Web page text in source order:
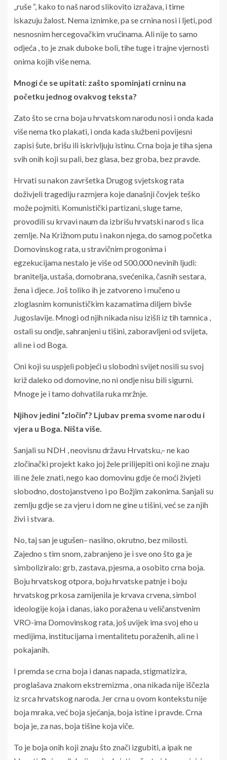
„ruše “, kako to naš narod slikovito izražava, i time
iskazuju žalost. Nema iznimke, pa se crnina nosi i ljeti, pod
nesnosnim hercegovačkim vrućinama. Ali nije to samo
odjeća , to je znak duboke boli, tihe tuge i trajne vjernosti
onima kojih više nema.
Mnogi će se upitati: zašto spominjati crninu na
početku jednog ovakvog teksta?
Zato što se crna boja u hrvatskom narodu nosi i onda kada
više nema tko plakati, i onda kada službeni povijesni
zapisi šute, brišu ili iskrivljuju istinu. Crna boja je tiha sjena
svih onih koji su pali, bez glasa, bez groba, bez pravde.
Hrvati su nakon završetka Drugog svjetskog rata
doživjeli tragediju razmjera koje današnji čovjek teško
može pojmiti. Komunistički partizani, sluge tame,
provodili su krvavi naum da izbrišu hrvatski narod s lica
zemlje. Na Križnom putu i nakon njega, do samog početka
Domovinskog rata, u stravičnim progonima i
egzekucijama nestalo je više od 500.000 nevinih ljudi:
branitelja, ustaša, domobrana, svećenika, časnih sestara,
žena i djece. Još toliko ih je zatvoreno i mučeno u
zloglasnim komunističkim kazamatima diljem bivše
Jugoslavije. Mnogi od njih nikada nisu izišli iz tih tamnica ,
ostali su ondje, sahranjeni u tišini, zaboravljeni od svijeta,
ali ne i od Boga.
Oni koji su uspjeli pobjeći u slobodni svijet nosili su svoj
križ daleko od domovine, no ni ondje nisu bili sigurni.
Mnoge je i tamo dohvatila ruka mržnje.
Njihov jedini “zločin”? Ljubav prema svome narodu i
vjera u Boga. Ništa više.
Sanjali su NDH , neovisnu državu Hrvatsku,– ne kao
zločinački projekt kako joj žele prilijepiti oni koji ne znaju
ili ne žele znati, nego kao domovinu gdje će moći živjeti
slobodno, dostojanstveno i po Božjim zakonima. Sanjali su
zemlju gdje se za vjeru i dom ne gine u tišini, već se za njih
živi i stvara.
No, taj san je ugušen– nasilno, okrutno, bez milosti.
Zajedno s tim snom, zabranjeno je i sve ono što ga je
simboliziralo: grb, zastava, pjesma, a osobito crna boja.
Boju hrvatskog otpora, boju hrvatske patnje i boju
hrvatskog prkosa zamijenila je krvava crvena, simbol
ideologije koja i danas, iako poražena u veličanstvenim
VRO-ima Domovinskog rata, još uvijek ima svoj eho u
medijima, institucijama i mentalitetu poraženih, ali ne i
pokajanih.
I premda se crna boja i danas napada, stigmatizira,
proglašava znakom ekstremizma , ona nikada nije iščezla
iz srca hrvatskog naroda. Jer crna u ovom kontekstu nije
boja mraka, već boja sjećanja, boja istine i pravde. Crna
boja je, za nas, boja tišine koja viče.
To je boja onih koji znaju što znači izgubiti, a ipak ne